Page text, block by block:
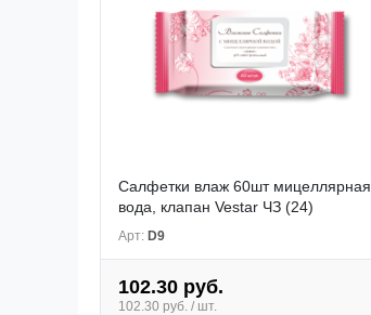
Салфетки влаж 60шт мицеллярная
вода, клапан Vestar ЧЗ (24)
Арт: D9
102.30 руб.
102.30 руб. / шт.